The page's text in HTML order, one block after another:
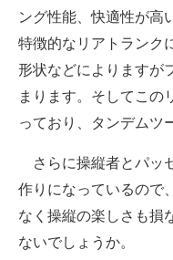
ング性能、快適性が高
特徴的なリアトランク
形状などによりますが
まります。そしてこの
っており、タンデムツ
さらに操縦者とパッ
作りになっているので
なく操縦の楽しさも損
ないでしょうか。